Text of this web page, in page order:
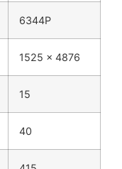
6344P
1525 x 4876
15
40